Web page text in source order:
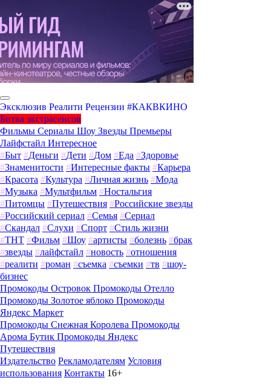
Эксклюзив Реалити Рецензии #КАКВКИНО
Битва экстрасенсов
Фильмы Сериалы Шоу Звезды Премьеры
Лайфстайл Интересное
#Быт #Деньги #Дети #Дом #Еда #Здоровье
#Знаменитости #Интересные факты #Карьера
#Красота #Культура #Личная жизнь #Мода
#Музыка #Мультфильм #Ностальгия
#Питомцы #Путешествия #Российские звезды
#Российский сериал #Семья #Сериал
#Скандал #Слухи #Спорт #Стиль жизни
#ТНТ #Фильм #Шоу #артисты #болезнь #брак
#звезды #лайфстайл #новость #отношения
#реалити #роман #съемка #съемки #тв #шоу-
бизнес
Промокоды Островок Промокоды Отелло
Промокоды Золотое яблоко Промокоды
Яндекс Маркет
Промокоды Снежная Королева Промокоды
Арома Бутик Промокоды Яндекс
Путешествия
Издательство Рекламодателям Условия
использования Контакты 16+